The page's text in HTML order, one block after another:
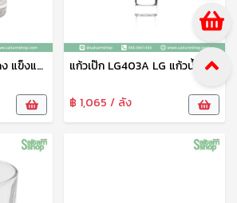
แก้วน้ำใส LG 42 ขีดแดง แข็งแรง ปลอดภัย ทำความสะอาดได้ง่าย แก้วเป๊ก LG403A LG แก้วน้ำ แก้วชา แก้วร้อน
฿ 1,065 / ลัง